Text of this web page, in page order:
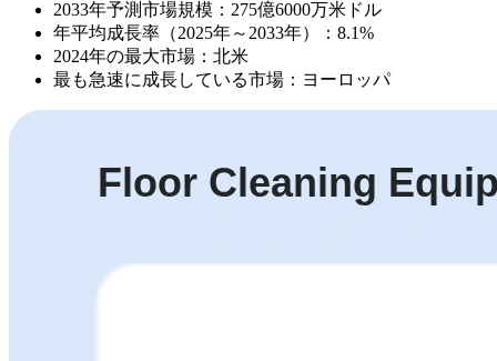
2033年予測市場規模：275億6000万米ドル
年平均成長率（2025年～2033年）：8.1%
2024年の最大市場：北米
最も急速に成長している市場：ヨーロッパ